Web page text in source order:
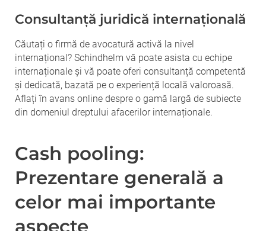
Consultanță juridică internațională
Căutați o firmă de avocatură activă la nivel
internațional? Schindhelm vă poate asista cu echipe
internaționale și vă poate oferi consultanță competentă
și dedicată, bazată pe o experiență locală valoroasă.
Aflați în avans online despre o gamă largă de subiecte
din domeniul dreptului afacerilor internaționale.
Cash pooling:
Prezentare generală a
celor mai importante
aspecte